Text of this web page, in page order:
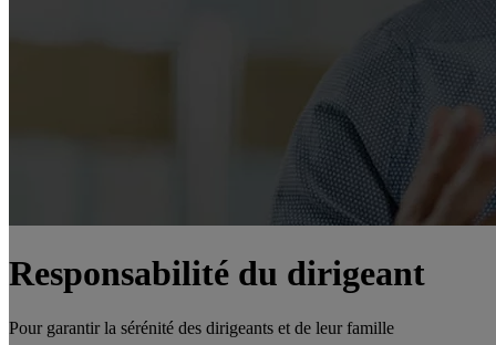
Responsabilité du dirigeant
Pour garantir la sérénité des dirigeants et de leur famille